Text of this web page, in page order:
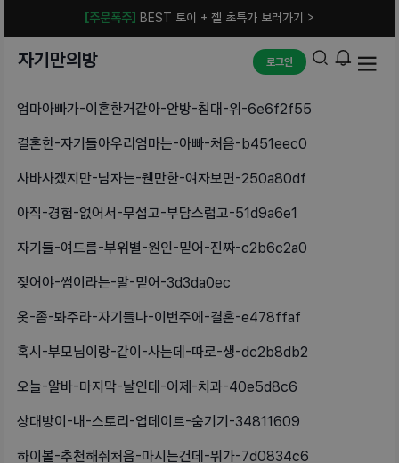
[주문폭주] BEST 토이 + 젤 초특가 보러가기 >
자기만의방 로그인
엄마아빠가-이혼한거같아-안방-침대-위-6e6f2f55
결혼한-자기들아우리엄마는-아빠-처음-b451eec0
사바사겠지만-남자는-웬만한-여자보면-250a80df
아직-경험-없어서-무섭고-부담스럽고-51d9a6e1
자기들-여드름-부위별-원인-믿어-진짜-c2b6c2a0
젖어야-썸이라는-말-믿어-3d3da0ec
옷-좀-봐주라-자기들나-이번주에-결혼-e478ffaf
혹시-부모님이랑-같이-사는데-따로-생-dc2b8db2
오늘-알바-마지막-날인데-어제-치과-40e5d8c6
상대방이-내-스토리-업데이트-숨기기-34811609
하이볼-추천해줘처음-마시는건데-뭐가-7d0834c6